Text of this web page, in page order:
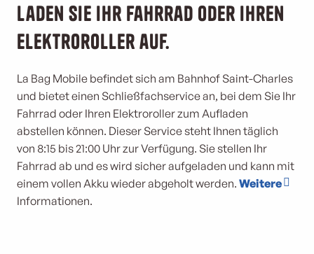
Laden Sie Ihr Fahrrad oder Ihren
Elektroroller auf.
La Bag Mobile befindet sich am Bahnhof Saint-Charles
und bietet einen Schließfachservice an, bei dem Sie Ihr
Fahrrad oder Ihren Elektroroller zum Aufladen
abstellen können. Dieser Service steht Ihnen täglich
von 8:15 bis 21:00 Uhr zur Verfügung. Sie stellen Ihr
Fahrrad ab und es wird sicher aufgeladen und kann mit
einem vollen Akku wieder abgeholt werden. Weitere
Informationen.